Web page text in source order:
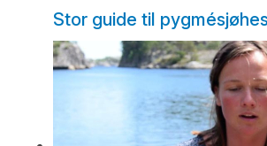
Stor guide til